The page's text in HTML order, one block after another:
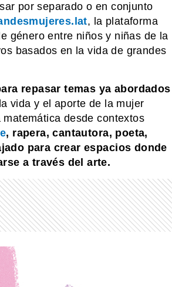
por separado o en conjunto
, la plataforma
género entre niños y niñas de la
basados en la vida de grandes
repasar temas ya abordados
vida y el aporte de la mujer
desde contextos
, rapera, cantautora, poeta,
para crear espacios donde
a través del arte.